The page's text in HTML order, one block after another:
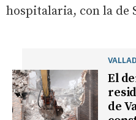
hospitalaria, con la de
El
de